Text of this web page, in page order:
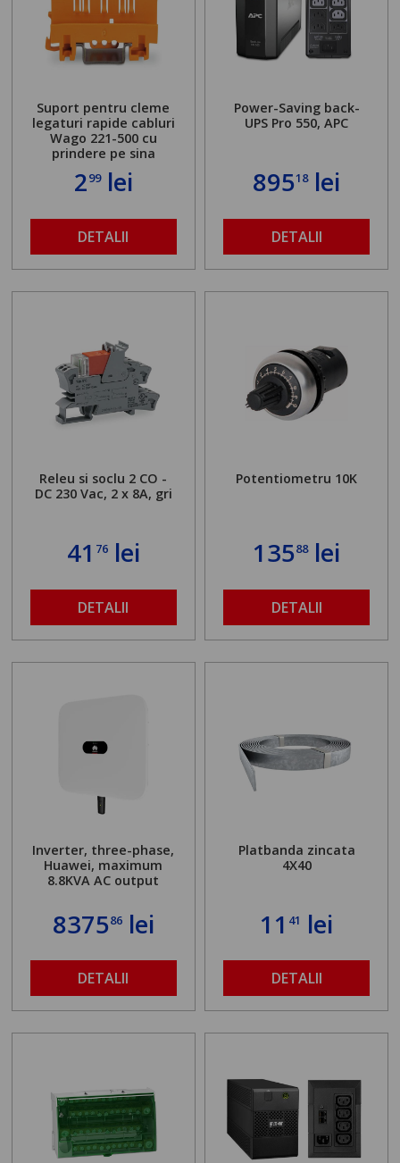
Suport pentru cleme
legaturi rapide cabluri
Wago 221-500 cu
prindere pe sina
299lei
DETALII
Power-Saving back-
UPS Pro 550, APC
89518lei
DETALII
Releu si soclu 2 CO -
DC 230 Vac, 2 x 8A, gri
41 76lei
DETALII
Potentiometru 10K
13588lei
DETALII
Inverter, three-phase,
Huawei, maximum
8.8KVA AC output
837586lei
DETALII
Platbanda zincata
4X40
11 41 lei
DETALII